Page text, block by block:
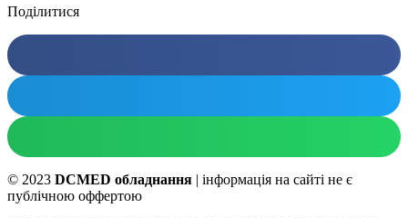
Поділитися
© 2023 DCMED обладнання | інформація на сайті не є
публічною оффертою